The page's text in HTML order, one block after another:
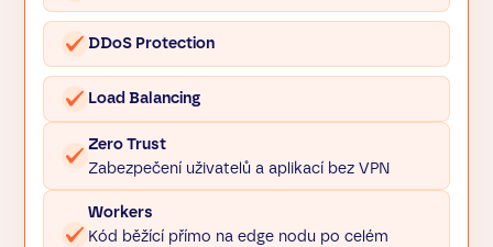
DDoS Protection
Load Balancing
Zero Trust
Zabezpečení uživatelů a aplikací bez VPN
Workers
Kód běžící přímo na edge nodu po celém